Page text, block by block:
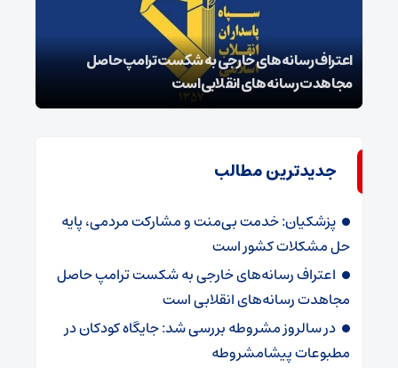
اعتراف رسانه‌های خارجی به شکست ترامپ حاصل
مجاهدت رسانه‌های انقلابی است
جدیدترین مطالب
پزشکیان: خدمت بی‌منت و مشارکت مردمی، پایه
حل مشکلات کشور است
اعتراف رسانه‌های خارجی به شکست ترامپ حاصل
مجاهدت رسانه‌های انقلابی است
در سالروز مشروطه بررسی شد: جایگاه کودکان در
مطبوعات پیشامشروطه